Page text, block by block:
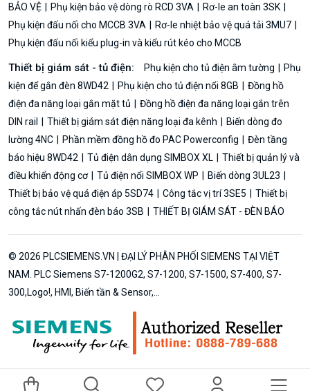
BẢO VỆ
Phụ kiện bảo vệ dòng rò RCD 3VA
Rơ-le an toàn 3SK
Phụ kiện đấu nối cho MCCB 3VA
Rơ-le nhiệt bảo vệ quá tải 3MU7
Phụ kiện đấu nối kiểu plug-in và kiểu rút kéo cho MCCB
Thiết bị giám sát - tủ điện: Phụ kiện cho tủ điện âm tường
Phụ
kiện để gắn đèn 8WD42
Phụ kiện cho tủ điện nổi 8GB
Đồng hồ
điện đa năng loại gắn mặt tủ
Đồng hồ điện đa năng loại gắn trên
DIN rail
Thiết bị giám sát điện năng loại đa kênh
Biến dòng đo
lường 4NC
Phần mềm đồng hồ đo PAC Powerconfig
Đèn tầng
báo hiệu 8WD42
Tủ điện dân dụng SIMBOX XL
Thiết bị quản lý và
điều khiển động cơ
Tủ điện nổi SIMBOX WP
Biến dòng 3UL23
Thiết bị bảo vệ quá điện áp 5SD74
Công tắc vị trí 3SE5
Thiết bị
công tắc nút nhấn đèn báo 3SB
THIẾT BỊ GIÁM SÁT - ĐÈN BÁO
© 2026 PLCSIEMENS.VN | ĐẠI LÝ PHÂN PHỐI SIEMENS TẠI VIỆT
NAM. PLC Siemens S7-1200G2, S7-1200, S7-1500, S7-400, S7-
300,Logo!, HMI, Biến tần & Sensor,...